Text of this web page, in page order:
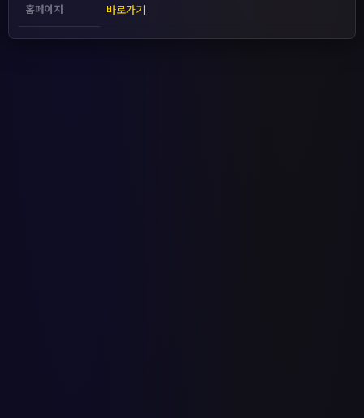
홈페이지 바로가기